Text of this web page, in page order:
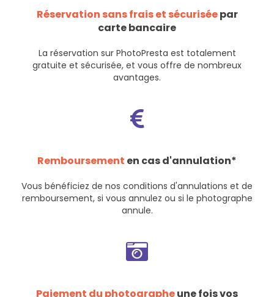
Réservation sans frais et sécuriséepar
carte bancaire
La réservation sur PhotoPresta est totalement
gratuite et sécurisée, et vous offre de nombreux
avantages.
Remboursement en cas d'annulation*
Vous bénéficiez de nos conditions d'annulations et de
remboursement, si vous annulez ou si le photographe
annule.
Paiement du photographeune fois vos